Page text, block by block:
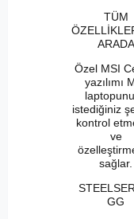
TÜM
ARADA
Özel MSI
yazılımı
istediğiniz
kontrol
ve
sağlar.
GG